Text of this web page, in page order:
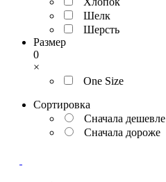
Шелк
Шерсть
Размер
0
×
One Size
Сортировка
Сначала дешевле
Сначала дороже